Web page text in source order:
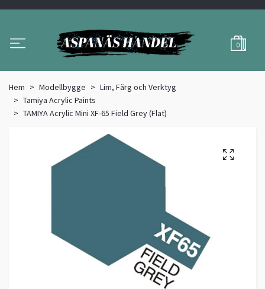
0
Hem Modellbygge
Lim, Färg och Verktyg
Tamiya Acrylic Paints
TAMIYA Acrylic Mini XF-65 Field Grey (Flat)